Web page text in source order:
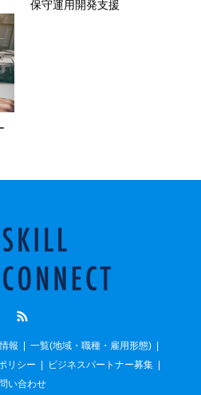
保守運用開発支援
報
一覧(地域・職種・雇用形態)
リシー
ビジネスパートナー募集
い合わせ